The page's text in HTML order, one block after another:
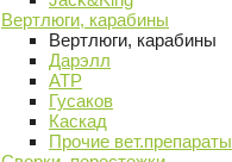
Вертлюги, карабины
Вертлюги, карабины
Дарэлл
АТР
Гусаков
Каскад
Прочие вет.препараты